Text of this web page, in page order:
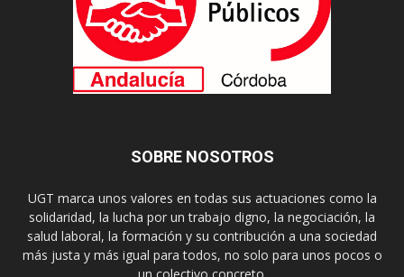
SOBRE NOSOTROS
UGT marca unos valores en todas sus actuaciones como la
solidaridad, la lucha por un trabajo digno, la negociación, la
salud laboral, la formación y su contribución a una sociedad
más justa y más igual para todos, no solo para unos pocos o
un colectivo concreto.